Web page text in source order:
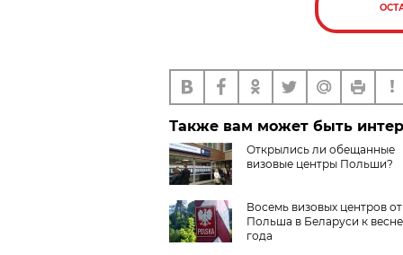
Также вам может быть
Открылись ли обещанные
визовые центры Польши?
Восемь визовых центров
Польша в Беларуси к весне
года